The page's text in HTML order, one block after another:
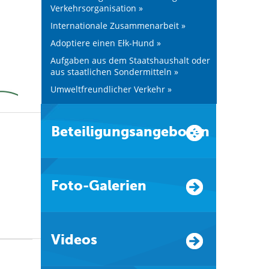
Verkehrsorganisation »
Internationale Zusammenarbeit »
Adoptiere einen Ełk-Hund »
Aufgaben aus dem Staatshaushalt oder
aus staatlichen Sondermitteln »
Umweltfreundlicher Verkehr »
Beteiligungsangeboten
Foto-Galerien
Videos